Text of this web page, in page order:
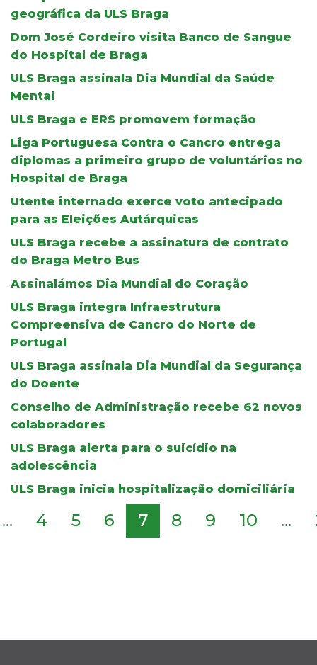
geográfica da ULS Braga
Dom José Cordeiro visita Banco de Sangue
do Hospital de Braga
ULS Braga assinala Dia Mundial da Saúde
Mental
ULS Braga e ERS promovem formação
Liga Portuguesa Contra o Cancro entrega
diplomas a primeiro grupo de voluntários no
Hospital de Braga
Utente internado exerce voto antecipado
para as Eleições Autárquicas
ULS Braga recebe a assinatura de contrato
do Braga Metro Bus
Assinalámos Dia Mundial do Coração
ULS Braga integra Infraestrutura
Compreensiva de Cancro do Norte de
Portugal
ULS Braga assinala Dia Mundial da Segurança
do Doente
Conselho de Administração recebe 62 novos
colaboradores
ULS Braga alerta para o suicídio na
adolescência
ULS Braga inicia hospitalização domiciliária
... 4 5 6 7 8 9 10 ...